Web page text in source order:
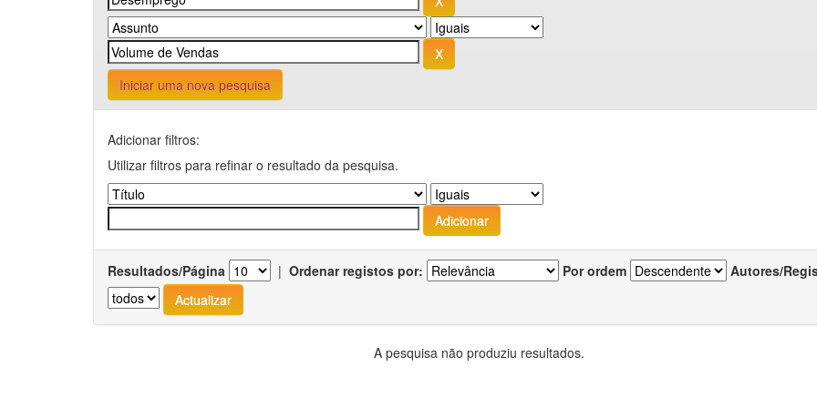
Iniciar uma nova pesquisa
Adicionar filtros:
Utilizar filtros para refinar o resultado da pesquisa.
Resultados/Página | Ordenar registos por: Por ordem Autores/
A pesquisa não produziu resultados.